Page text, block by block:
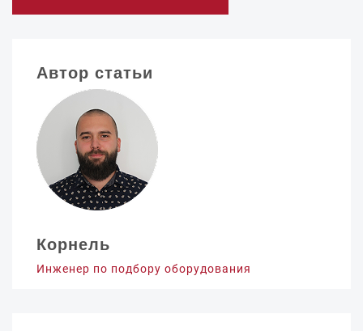
Автор статьи
Корнель
Инженер по подбору оборудования